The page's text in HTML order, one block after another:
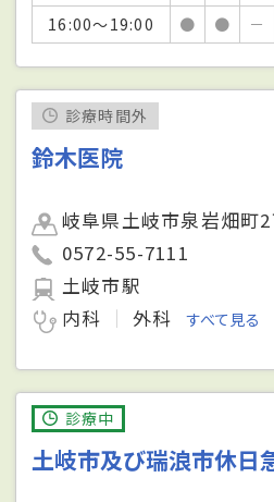
16:00～19:00
● ● －
診療時間外
鈴木医院
岐阜県土岐市泉岩畑町
0572-55-7111
土岐市駅
内科
外科 すべて見る
診療中
土岐市及び瑞浪市休日